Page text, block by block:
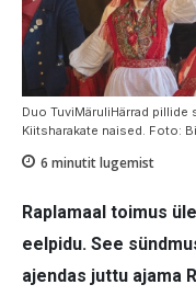
Duo TuviMäruliHärrad
Kiitsharakate naised. Foto:
6 minutit lugemist
Raplamaal toimus
eelpidu. See
ajendas juttu ajama